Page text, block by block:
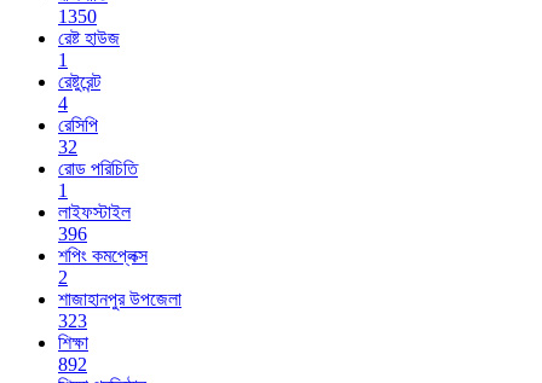
1350
রেষ্ট হাউজ
1
রেষ্টুরেন্ট
4
রেসিপি
32
রোড পরিচিতি
1
লাইফস্টাইল
396
শপিং কমপ্লেক্স
2
শাজাহানপুর উপজেলা
323
শিক্ষা
892